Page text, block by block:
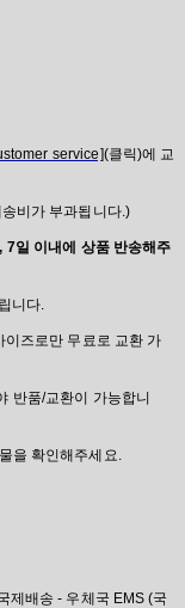
service](클릭)에 교
비가 부과됩니다.)
7일 이내에 상품 반송해주
니다.
즈로만 무료로 교환 가
반품/교환이 가능합니
을 확인해주세요.
제배송 - 우체국 EMS (국